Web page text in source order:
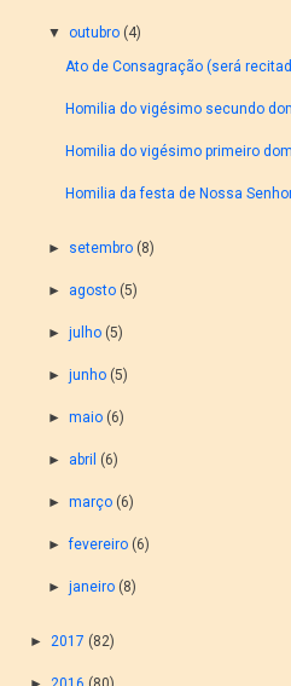
▼ outubro (4)
Ato de Consagração (será
Homilia do vigésimo secundo
Homilia do vigésimo primeiro
Homilia da festa de Nossa
► setembro (8)
► agosto (5)
► julho (5)
► junho (5)
► maio (6)
► abril (6)
► março (6)
►fevereiro (6)
► janeiro (8)
► 2017 (82)